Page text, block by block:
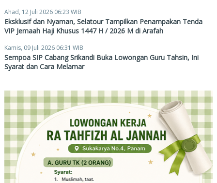
Ahad, 12 Juli 2026 06:23 WIB
Eksklusif dan Nyaman, Selatour Tampilkan Penampakan Tenda
VIP Jemaah Haji Khusus 1447 H / 2026 M di Arafah
Kamis, 09 Juli 2026 06:31 WIB
Sempoa SIP Cabang Srikandi Buka Lowongan Guru Tahsin, Ini
Syarat dan Cara Melamar